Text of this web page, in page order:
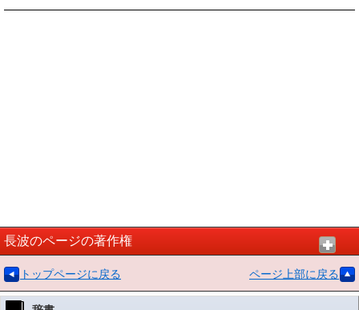
長波のページの著作権
トップページに戻る ページ上部に戻る